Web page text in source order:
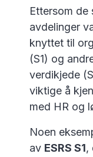
Ettersom de
avdelinger
knyttet til
(S1) og
verdikjede
viktige å
med HR og
Noen
av ESRS S1,